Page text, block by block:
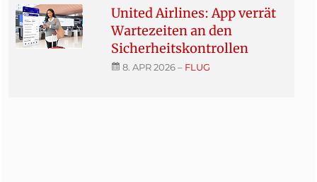
United Airlines: App verrät
Wartezeiten an den
Sicherheitskontrollen
8. APR 2026– FLUG